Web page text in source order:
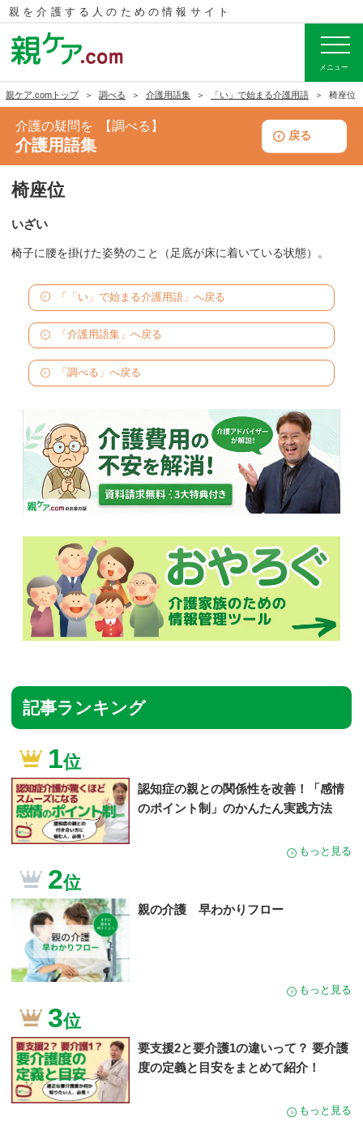
親を介護する人のための情報サイト
メニュー
親ケア.comトップ 調べる 介護用語集 「い」で始まる介護用語 椅座位
介護の疑問を 調べる
介護用語集
戻る
椅座位
いざい
椅子に腰を掛けた姿勢のこと（足底が床に着いている状態）。
「「い」で始まる介護用語」へ戻る
「介護用語集」へ戻る
「調べる」へ戻る
記事ランキング
1位
認知症の親との関係性を改善！「感情
のポイント制」のかんたん実践方法
もっと見る
2位
親の介護 早わかりフロー
もっと見る
3位
要支援2と要介護1の違いって？ 要介護
度の定義と目安をまとめて紹介！
もっと見る